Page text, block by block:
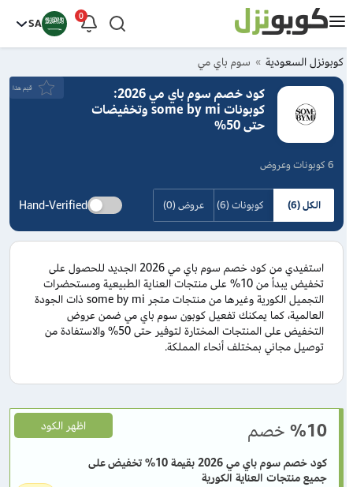
0
SA
كوبونزل السعودية سوم باي مي
كود خصم سوم باي مي 2026:
كوبونات some by mi وتخفيضات
حتى 50%
6 كوبونات وعروض
قيَم هذا
الكل (6) كوبونات (6) عروض (0) Hand-Verified
استفيدي من كود خصم سوم باي مي 2026 الجديد للحصول على
تخفيض يبدأ من 10% على منتجات العناية الطبيعية ومستحضرات
التجميل الكورية وغيرها من منتجات متجر some by mi ذات الجودة
العالمية، كما يمكنك تفعيل كوبون سوم باي مي ضمن عروض
التخفيض على المنتجات المختارة لتوفير حتى 50% والاستفادة من
توصيل مجاني بمختلف أنحاء المملكة.
%10 خصم
كود خصم سوم باي مي 2026 بقيمة 10% تخفيض على
جميع منتجات العناية الكورية
اظهر الكود